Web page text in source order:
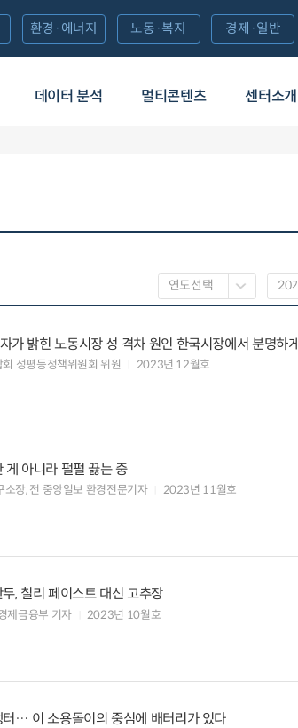
데이터 분석 멀티콘텐츠 센터소개
환경·에너지 노동·복지 경제·일반
가 밝힌 노동시장 성 격차 원인 한국시장에서 분명하게
성평등정책위원회 위원 2023년 12월호
게 아니라 펄펄 끓는 중
소장, 전 중앙일보 환경전문기자 2023년 11월호
, 칠리 페이스트 대신 고추장
제금융부 기자 2023년 10월호
터… 이 소용돌이의 중심에 배터리가 있다